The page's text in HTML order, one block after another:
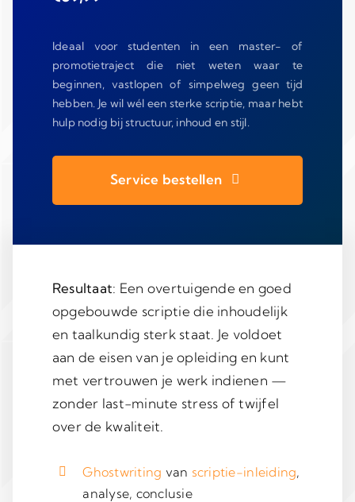
Ideaal voor studenten in een master- of
promotietraject die niet weten waar te
beginnen, vastlopen of simpelweg geen tijd
hebben. Je wil wél een sterke scriptie, maar hebt
hulp nodig bij structuur, inhoud en stijl.
Service bestellen
Resultaat: Een overtuigende en goed
opgebouwde scriptie die inhoudelijk
en taalkundig sterk staat. Je voldoet
aan de eisen van je opleiding en kunt
met vertrouwen je werk indienen —
zonder last-minute stress of twijfel
over de kwaliteit.
Ghostwriting van scriptie-inleiding,
analyse, conclusie